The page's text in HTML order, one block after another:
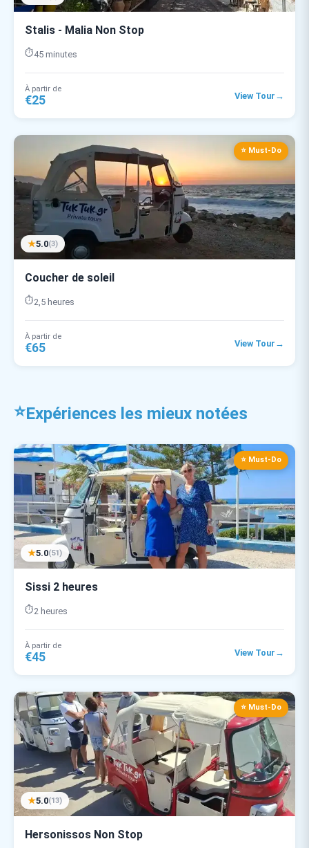
Stalis - Malia Non Stop
⏱️45 minutes
À partir de
€25 View Tour →
⭐ Must-Do
★5.0(3)
Coucher de soleil
⏱️2,5 heures
À partir de
€65 View Tour →
⭐Expériences les mieux notées
⭐ Must-Do
★5.0(51)
Sissi 2 heures
⏱️2 heures
À partir de
€45 View Tour →
⭐ Must-Do
★5.0(13)
Hersonissos Non Stop